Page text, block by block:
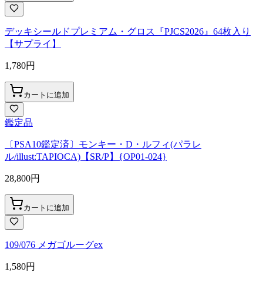
デッキシールドプレミアム・グロス『PJCS2026』64枚入り
【サプライ】
1,780円
カートに追加
鑑定品
〔PSA10鑑定済〕モンキー・D・ルフィ(パラレ
ル/illust:TAPIOCA)【SR/P】{OP01-024}
28,800円
カートに追加
109/076 メガゴルーグex
1,580円